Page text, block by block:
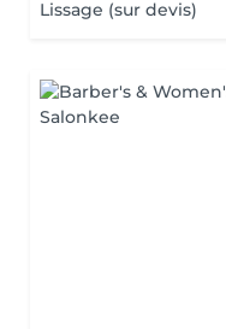
Lissage (sur devis)